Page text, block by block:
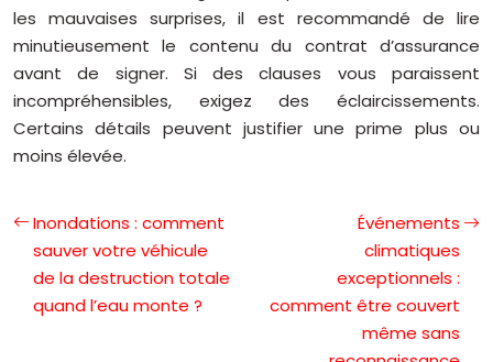
les mauvaises surprises, il est recommandé de lire
minutieusement le contenu du contrat d’assurance
avant de signer. Si des clauses vous paraissent
incompréhensibles, exigez des éclaircissements.
Certains détails peuvent justifier une prime plus ou
moins élevée.
Inondations : comment
sauver votre véhicule
de la destruction totale
quand l’eau monte ?
Événements
climatiques
exceptionnels :
comment être couvert
même sans